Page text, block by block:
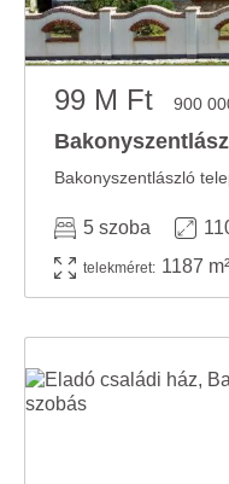
99 M Ft 900
5 szoba
telekméret: 1187 m²